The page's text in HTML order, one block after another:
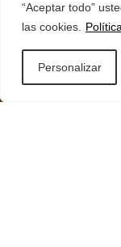
“Aceptar todo”
las cookies.
Personalizar